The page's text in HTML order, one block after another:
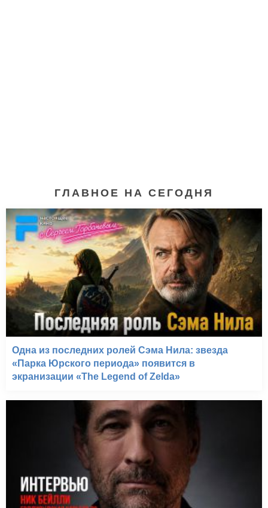
Изгоняющий дьявола II:
Еретик (1977)
ГЛАВНОЕ НА СЕГОДНЯ
Одна из последних ролей Сэма Нила: звезда
«Парка Юрского периода» появится в
экранизации «The Legend of Zelda»